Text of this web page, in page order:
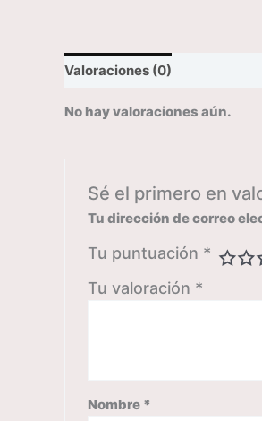
Valoraciones (0)
No hay valoraciones aún.
Sé el primero en
Tu dirección de correo
Tu puntuación *
Tu valoración *
Nombre *